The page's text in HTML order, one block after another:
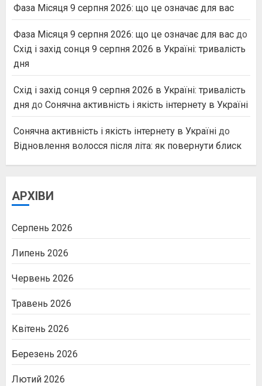
Фаза Місяця 9 серпня 2026: що це означає для вас
Фаза Місяця 9 серпня 2026: що це означає для вас до
Схід і захід сонця 9 серпня 2026 в Україні: тривалість
дня
Схід і захід сонця 9 серпня 2026 в Україні: тривалість
дня до Сонячна активність і якість інтернету в Україні
Сонячна активність і якість інтернету в Україні до
Відновлення волосся після літа: як повернути блиск
АРХІВИ
Серпень 2026
Липень 2026
Червень 2026
Травень 2026
Квітень 2026
Березень 2026
Лютий 2026